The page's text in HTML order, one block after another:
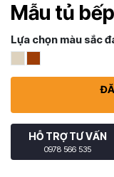
Mẫu tủ
Lựa chọn màu sắc
HỖ TRỢ TƯ VẤN
0978 566 535